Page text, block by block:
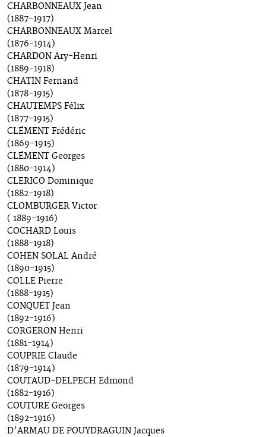
CHARBONNEAUX Jean
(1887-1917)
CHARBONNEAUX Marcel
(1876-1914)
CHARDON Ary-Henri
(1889-1918)
CHATIN Fernand
(1878-1915)
CHAUTEMPS Félix
(1877-1915)
CLÉMENT Frédéric
(1869-1915)
CLÉMENT Georges
(1880-1914)
CLERICO Dominique
(1882-1918)
CLOMBURGER Victor
( 1889-1916)
COCHARD Louis
(1888-1918)
COHEN SOLAL André
(1890-1915)
COLLE Pierre
(1888-1915)
CONQUET Jean
(1892-1916)
CORGERON Henri
(1881-1914)
COUPRIE Claude
(1879-1914)
COUTAUD-DELPECH Edmond
(1882-1916)
COUTURE Georges
(1892-1916)
D'ARMAU DE POUYDRAGUIN Jacques